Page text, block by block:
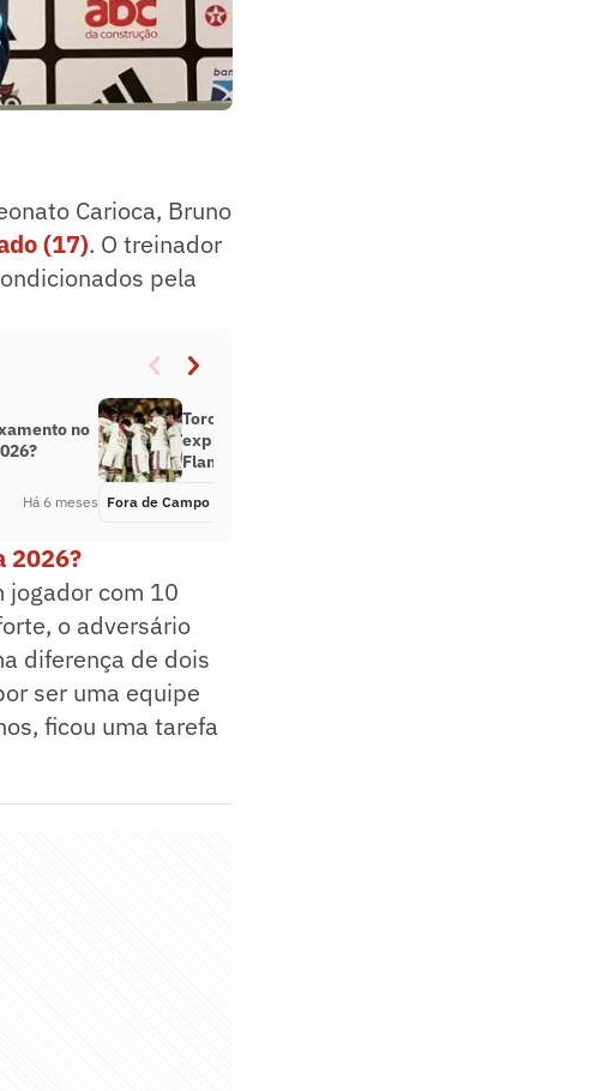
Carioca, Bruno
(17). O treinador
pela
no
Há 6 meses
Torcedores se revoltam com
expulsão em Volta Redonda x
Flamengo: ‘Bizarro’
Fora de Campo
2026?
com 10
o adversário
diferença de dois
ser uma equipe
ficou uma tarefa